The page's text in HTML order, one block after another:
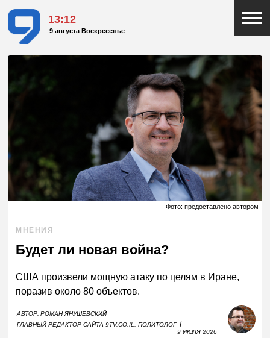
13:12
9 августа Воскресенье
Фото: предоставлено автором
МНЕНИЯ
Будет ли новая война?
США произвели мощную атаку по целям в Иране,
поразив около 80 объектов.
АВТОР:РОМАН ЯНУШЕВСКИЙ
ГЛАВНЫЙ РЕДАКТОР САЙТА 9TV.CO.IL, ПОЛИТОЛОГ I
9 ИЮЛЯ 2026